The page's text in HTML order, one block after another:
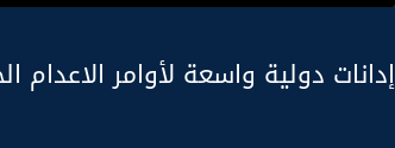
إدانات دولية واسعة لأوامر الاعدام